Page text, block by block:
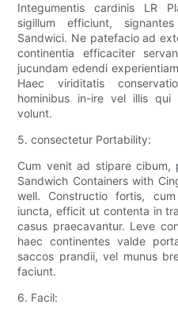
Integumentis cardinis LR
sigillum efficiunt,
Sandwici. Ne patefacio ad
continentia efficaciter
jucundam edendi
Haec viriditatis
hominibus in-ire vel illis qui
volunt.
5. consectetur Portability:
Cum venit ad stipare cibum,
Sandwich Containers with
well. Constructio fortis,
iuncta, efficit ut contenta in
casus praecavantur. Leve
haec continentes valde
saccos prandii, vel munus
faciunt.
6. Facil: